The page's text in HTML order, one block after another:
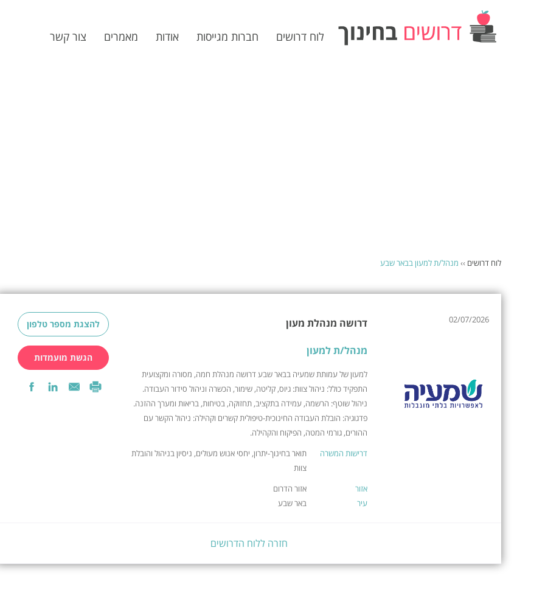
לוח דרושים חברות מגייסות אודות מאמרים צור קשר
לוח דרושים ›› מנהל/ת למעון בבאר שבע
02/07/2026 דרושה מנהלת מעון
מנהל/ת למעון
למעון של עמותת שמעיה בבאר שבע דרושה מנהלת חמה, מסורה ומקצועית
התפקיד כולל: ניהול צוות: גיוס, קליטה, שימור, הכשרה וניהול סידור העבודה.
ניהול שוטף: הרשמה, עמידה בתקציב, תחזוקה, בטיחות, בריאות ומערך ההזנה.
פדגוגיה: הובלת העבודה החינוכית-טיפולית קשרים וקהילה: ניהול הקשר עם
ההורים, גורמי המטה, הפיקוח והקהילה.
דרישות המשרה
תואר בחינוך-יתרון, יחסי אנוש מעולים, ניסיון בניהול והובלת
צוות
אזור
אזור הדרום
עיר
באר שבע
להצגת מספר טלפון
הגשת מועמדות
חזרה ללוח הדרושים